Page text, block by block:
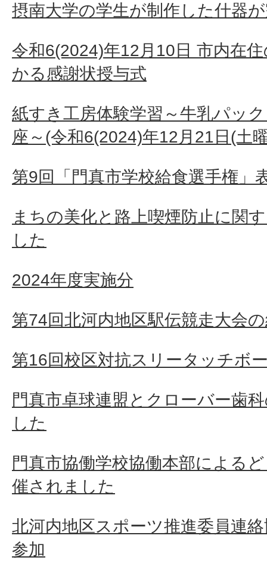
摂南大学の学生が制作した什器
令和6(2024)年12月10日 市内在
かる感謝状授与式
紙すき工房体験学習～牛乳パッ
座～(令和6(2024)年12月21日(土
第9回「門真市学校給食選手権」
まちの美化と路上喫煙防止に関
した
2024年度実施分
第74回北河内地区駅伝競走大会
第16回校区対抗スリータッチボ
門真市卓球連盟とクローバー歯
した
門真市協働学校協働本部による
催されました
北河内地区スポーツ推進委員連
参加